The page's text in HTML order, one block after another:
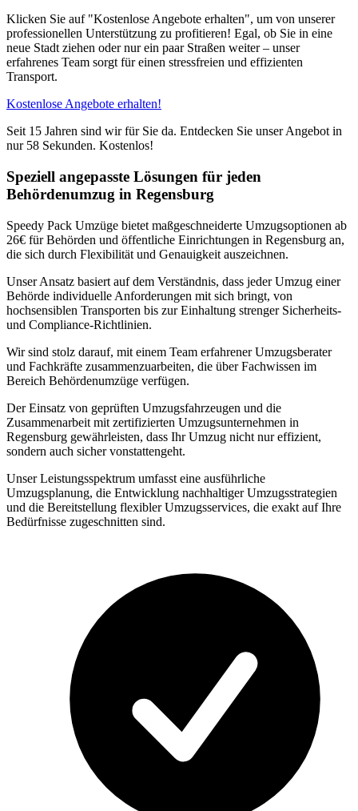
Klicken Sie auf "Kostenlose Angebote erhalten", um von unserer
professionellen Unterstützung zu profitieren! Egal, ob Sie in eine
neue Stadt ziehen oder nur ein paar Straßen weiter – unser
erfahrenes Team sorgt für einen stressfreien und effizienten
Transport.
Kostenlose Angebote erhalten!
Seit 15 Jahren sind wir für Sie da. Entdecken Sie unser Angebot in
nur 58 Sekunden. Kostenlos!
Speziell angepasste Lösungen für jeden
Behördenumzug in Regensburg
Speedy Pack Umzüge bietet maßgeschneiderte Umzugsoptionen ab
26€ für Behörden und öffentliche Einrichtungen in Regensburg an,
die sich durch Flexibilität und Genauigkeit auszeichnen.
Unser Ansatz basiert auf dem Verständnis, dass jeder Umzug einer
Behörde individuelle Anforderungen mit sich bringt, von
hochsensiblen Transporten bis zur Einhaltung strenger Sicherheits-
und Compliance-Richtlinien.
Wir sind stolz darauf, mit einem Team erfahrener Umzugsberater
und Fachkräfte zusammenzuarbeiten, die über Fachwissen im
Bereich Behördenumzüge verfügen.
Der Einsatz von geprüften Umzugsfahrzeugen und die
Zusammenarbeit mit zertifizierten Umzugsunternehmen in
Regensburg gewährleisten, dass Ihr Umzug nicht nur effizient,
sondern auch sicher vonstattengeht.
Unser Leistungsspektrum umfasst eine ausführliche
Umzugsplanung, die Entwicklung nachhaltiger Umzugsstrategien
und die Bereitstellung flexibler Umzugsservices, die exakt auf Ihre
Bedürfnisse zugeschnitten sind.